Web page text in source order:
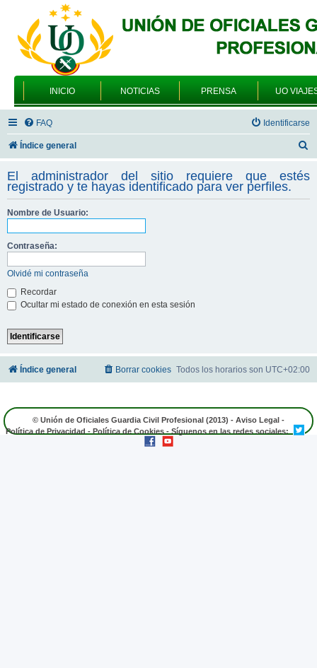
INICIO NOTICIAS PRENSA UO
FAQ Identificarse
Índice general
s
c
El administrador del sitio requiere que estés
registrado y te hayas identificado para ver perfiles.
Nombre de Usuario:
Contraseña:
Olvidé mi contraseña
Recordar
Ocultar mi estado de conexión en esta sesión
Índice general Todos los horarios son UTC+02:00
Borrar cookies
© Unión de Oficiales Guardia Civil Profesional (2013) - Aviso Legal -
Política de Privacidad - Política de Cookies - Síguenos en las redes sociales: